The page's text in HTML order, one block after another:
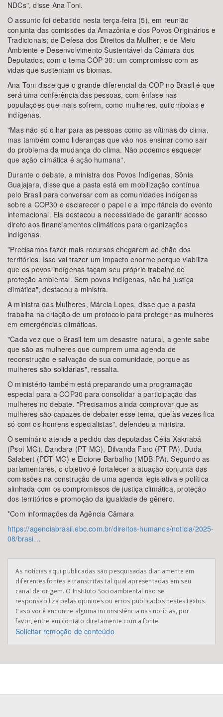
NDCs", disse Ana Toni.
O assunto foi debatido nesta terça-feira (5), em reunião
conjunta das comissões da Amazônia e dos Povos Originários e
Tradicionais; de Defesa dos Direitos da Mulher; e de Meio
Ambiente e Desenvolvimento Sustentável da Câmara dos
Deputados, com o tema COP 30: um compromisso com as
vidas que sustentam os biomas.
Ana Toni disse que o grande diferencial da COP no Brasil é que
será uma conferência das pessoas, com ênfase nas
populações que mais sofrem, como mulheres, quilombolas e
indígenas.
"Mas não só olhar para as pessoas como as vítimas do clima,
mas também como lideranças que vão nos ensinar como sair
do problema da mudança do clima. Não podemos esquecer
que ação climática é ação humana".
Durante o debate, a ministra dos Povos Indígenas, Sônia
Guajajara, disse que a pasta está em mobilização contínua
pelo Brasil para conversar com as comunidades indígenas
sobre a COP30 e esclarecer o papel e a importância do evento
internacional. Ela destacou a necessidade de garantir acesso
direto aos financiamentos climáticos para organizações
indígenas.
"Precisamos fazer mais recursos chegarem ao chão dos
territórios. Isso vai trazer um impacto enorme porque viabiliza
que os povos indígenas façam seu próprio trabalho de
proteção ambiental. Sem povos indígenas, não há justiça
climática", destacou a ministra.
A ministra das Mulheres, Márcia Lopes, disse que a pasta
trabalha na criação de um protocolo para proteger as mulheres
em emergências climáticas.
"Cada vez que o Brasil tem um desastre natural, a gente sabe
que são as mulheres que cumprem uma agenda de
reconstrução e salvação de sua comunidade, porque as
mulheres são solidárias", ressalta.
O ministério também está preparando uma programação
especial para a COP30 para consolidar a participação das
mulheres no debate. "Precisamos ainda comprovar que as
mulheres são capazes de debater esse tema, que às vezes fica
só com os homens especialistas", defendeu a ministra.
O seminário atende a pedido das deputadas Célia Xakriabá
(Psol-MG), Dandara (PT-MG), Dilvanda Faro (PT-PA), Duda
Salabert (PDT-MG) e Elcione Barbalho (MDB-PA). Segundo as
parlamentares, o objetivo é fortalecer a atuação conjunta das
comissões na construção de uma agenda legislativa e política
alinhada com os compromissos de justiça climática, proteção
dos territórios e promoção da igualdade de gênero.
*Com informações da Agência Câmara
https://agenciabrasil.ebc.com.br/direitos-humanos/noticia/2025-
08/brasi…
As notícias aqui publicadas são pesquisadas diariamente em
diferentes fontes e transcritas tal qual apresentadas em seu
canal de origem. O Instituto Socioambiental não se
responsabiliza pelas opiniões ou erros publicados nestes textos.
Caso você encontre alguma inconsistência nas notícias, por
favor, entre em contato diretamente com a fonte.
Solicitar remoção de conteúdo